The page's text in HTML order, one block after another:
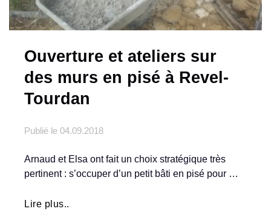
Ouverture et ateliers sur
des murs en pisé à Revel-
Tourdan
Publié le 04.09.2018
Arnaud et Elsa ont fait un choix stratégique très
pertinent : s’occuper d’un petit bâti en pisé pour …
Lire plus..